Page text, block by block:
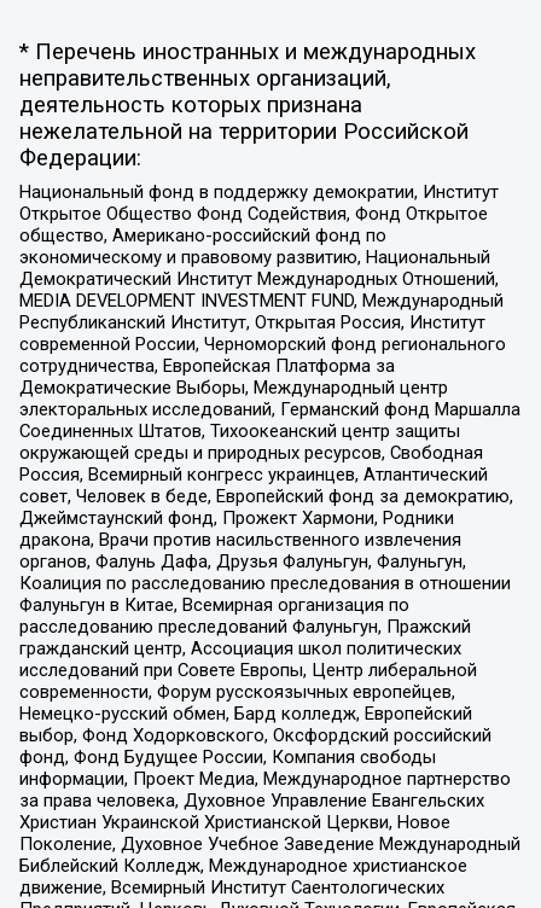
* Перечень иностранных и международных
неправительственных организаций,
деятельность которых признана
нежелательной на территории Российской
Федерации:
Национальный фонд в поддержку демократии, Институт
Открытое Общество Фонд Содействия, Фонд Открытое
общество, Американо-российский фонд по
экономическому и правовому развитию, Национальный
Демократический Институт Международных Отношений,
MEDIA DEVELOPMENT INVESTMENT FUND, Международный
Республиканский Институт, Открытая Россия, Институт
современной России, Черноморский фонд регионального
сотрудничества, Европейская Платформа за
Демократические Выборы, Международный центр
электоральных исследований, Германский фонд Маршалла
Соединенных Штатов, Тихоокеанский центр защиты
окружающей среды и природных ресурсов, Свободная
Россия, Всемирный конгресс украинцев, Атлантический
совет, Человек в беде, Европейский фонд за демократию,
Джеймстаунский фонд, Прожект Хармони, Родники
дракона, Врачи против насильственного извлечения
органов, Фалунь Дафа, Друзья Фалуньгун, Фалуньгун,
Коалиция по расследованию преследования в отношении
Фалуньгун в Китае, Всемирная организация по
расследованию преследований Фалуньгун, Пражский
гражданский центр, Ассоциация школ политических
исследований при Совете Европы, Центр либеральной
современности, Форум русскоязычных европейцев,
Немецко-русский обмен, Бард колледж, Европейский
выбор, Фонд Ходорковского, Оксфордский российский
фонд, Фонд Будущее России, Компания свободы
информации, Проект Медиа, Международное партнерство
за права человека, Духовное Управление Евангельских
Христиан Украинской Христианской Церкви, Новое
Поколение, Духовное Учебное Заведение Международный
Библейский Колледж, Международное христианское
движение, Всемирный Институт Саентологических